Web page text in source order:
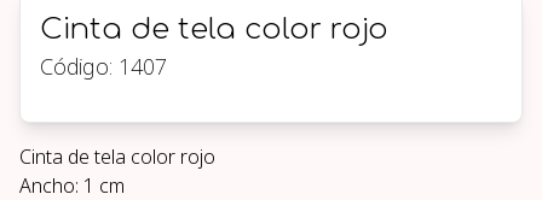
Cinta de tela color rojo
Código: 1407
Cinta de tela color rojo
Ancho: 1 cm